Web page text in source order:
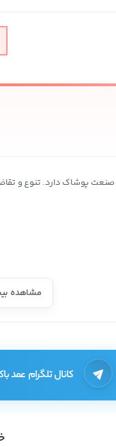
صنعت پوشاک دارد. تنوع و
شلوار زنانه به طور
داشته باشید زیرا اجناس
مشاهده
کانال تلگرام عمد